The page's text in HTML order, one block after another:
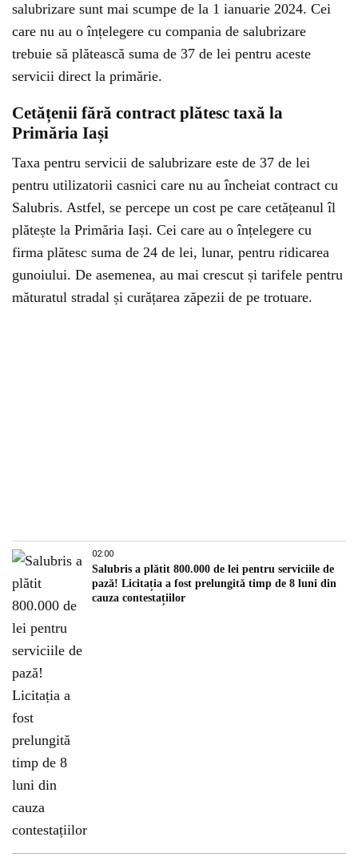
salubrizare sunt mai scumpe de la 1 ianuarie 2024. Cei
care nu au o înțelegere cu compania de salubrizare
trebuie să plătească suma de 37 de lei pentru aceste
servicii direct la primărie.
Cetățenii fără contract plătesc taxă la
Primăria Iași
Taxa pentru servicii de salubrizare este de 37 de lei
pentru utilizatorii casnici care nu au încheiat contract cu
Salubris. Astfel, se percepe un cost pe care cetățeanul îl
plătește la Primăria Iași. Cei care au o înțelegere cu
firma plătesc suma de 24 de lei, lunar, pentru ridicarea
gunoiului. De asemenea, au mai crescut și tarifele pentru
măturatul stradal și curățarea zăpezii de pe trotuare.
02:00
Salubris a plătit 800.000 de lei pentru serviciile de
pază! Licitația a fost prelungită timp de 8 luni din
cauza contestațiilor